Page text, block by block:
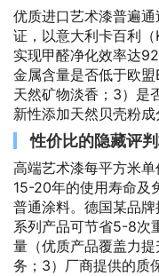
优质进口艺术漆普遍
证，以意大利卡百利
实现甲醛净化效率达
金属含量是否低于欧
天然矿物淡香；3）是
新性添加天然贝壳粉成
性价比的隐藏评
高端艺术漆每平方米
15-20年的使用寿命及
普通涂料。德国某品
系列产品可节省5-8次
量（优质产品覆盖力
务；3）厂商提供的质